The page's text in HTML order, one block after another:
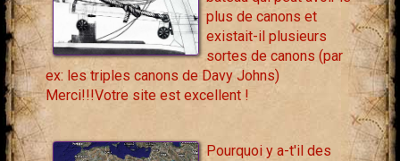
plus de canons et
existait-il plusieurs
sortes de canons (par
ex: les triples canons de Davy Johns)
Merci!!!Votre site est excellent !
Pourquoi y a-t'il des